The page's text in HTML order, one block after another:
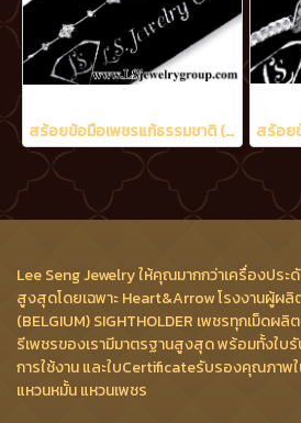
สร้อยข้อมือเพชรแท้ธรรมชาติ (Natural Diamonds) 1.15 Ct.
Lee Seng Jewelry ให้คุณมากกว่าเครื่องปร
สูงสุดโดยเฉพาะ Heart&Arrow โรงงานผู้ผ
(BELGIUM) SIGHTHOLDER เพชรทุกเม็ดผลิ
รีเพชรของเรามีมาตรฐานสูงสุด พร้อมทั้งใ
การใช้งาน และใบCertificateรับรองคุณภาพ
แหวนหมั้น แหวนเพชร